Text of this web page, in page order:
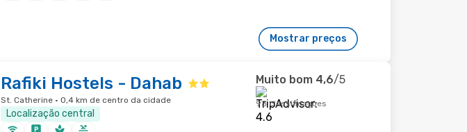
Mostrar preços
Rafiki Hostels - Dahab
St. Catherine · 0,4 km de centro da cidade
Localização central
Muito bom 4,6/5
93 classificações